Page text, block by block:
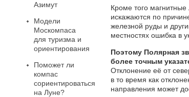
Кроме того
искажаются по
железной руды и
местностях ошибка в
Поэтому Полярная
более точным
Отклонение её от
в то время как
направления может
Азимут
Модели
Москомпаса
для туризма и
ориентирования
Поможет ли
компас
сориентироваться
на Луне?